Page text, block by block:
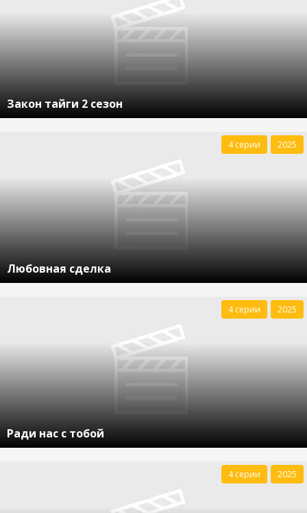
Закон тайги 2 сезон
Любовная сделка
4 серии 2025
Ради нас с тобой
4 серии 2025
4 серии 2025